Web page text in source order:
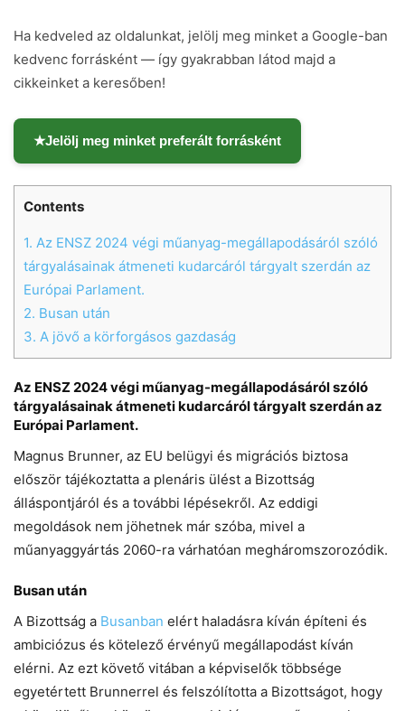
Ha kedveled az oldalunkat, jelölj meg minket a Google-ban
kedvenc forrásként — így gyakrabban látod majd a
cikkeinket a keresőben!
★Jelölj meg minket preferált forrásként
Contents
1. Az ENSZ 2024 végi műanyag-megállapodásáról szóló
tárgyalásainak átmeneti kudarcáról tárgyalt szerdán az
Európai Parlament.
2. Busan után
3. A jövő a körforgásos gazdaság
Az ENSZ 2024 végi műanyag-megállapodásáról szóló
tárgyalásainak átmeneti kudarcáról tárgyalt szerdán az
Európai Parlament.
Magnus Brunner, az EU belügyi és migrációs biztosa
először tájékoztatta a plenáris ülést a Bizottság
álláspontjáról és a további lépésekről. Az eddigi
megoldások nem jöhetnek már szóba, mivel a
műanyaggyártás 2060-ra várhatóan megháromszorozódik.
Busan után
A Bizottság a Busanban elért haladásra kíván építeni és
ambiciózus és kötelező érvényű megállapodást kíván
elérni. Az ezt követő vitában a képviselők többsége
egyetértett Brunnerrel és felszólította a Bizottságot, hogy
Chat Mr wAIste Close
Helló! Miben segíthetek ma?